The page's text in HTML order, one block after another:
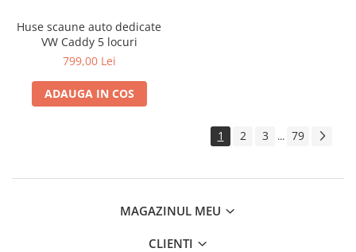
Huse scaune auto dedicate
VW Caddy 5 locuri
799,00 Lei
ADAUGA IN COS
1 2 3 ... 79
MAGAZINUL MEU
CLIENTI